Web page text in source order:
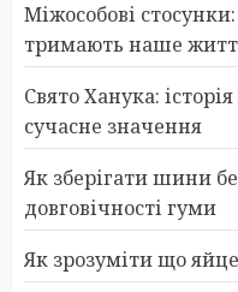
Міжособові
тримають наше
Свято Ханука:
сучасне значення
Як зберігати шини
довговічності гуми
Як зрозуміти що